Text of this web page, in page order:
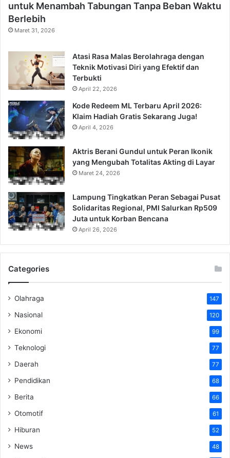
untuk Menambah Tabungan Tanpa Beban Waktu
Berlebih
Maret 31, 2026
Atasi Rasa Malas Berolahraga dengan
Teknik Motivasi Diri yang Efektif dan
Terbukti
April 22, 2026
Kode Redeem ML Terbaru April 2026:
Klaim Hadiah Gratis Sekarang Juga!
April 4, 2026
Aktris Berani Gundul untuk Peran Ikonik
yang Mengubah Totalitas Akting di Layar
Maret 24, 2026
Lampung Tingkatkan Peran Sebagai Pusat
Solidaritas Regional, PMI Salurkan Rp509
Juta untuk Korban Bencana
April 26, 2026
Categories
Olahraga 147
Nasional 120
Ekonomi 99
Teknologi 77
Daerah 77
Pendidikan 68
Berita 66
Otomotif 61
Hiburan 52
News 48